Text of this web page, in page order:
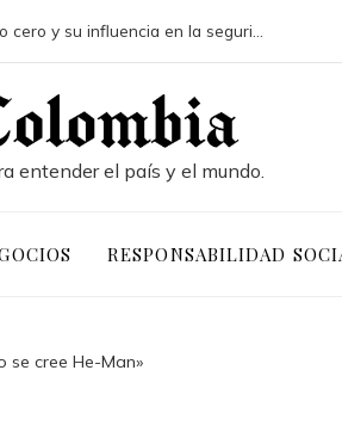
entender el país y el mundo.
RESPONSABILIDAD
se cree He-Man»